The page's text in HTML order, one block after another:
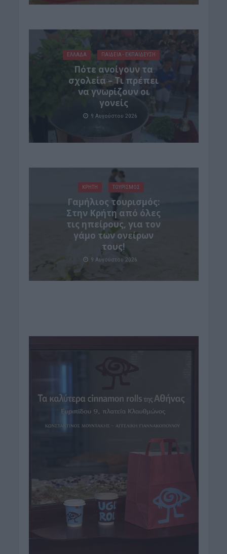
ΕΛΛΑΔΑ ΠΑΙΔΕΙΑ - ΕΚΠΑΙΔΕΥΣΗ
Πότε ανοίγουν τα
σχολεία – Τι πρέπει
να γνωρίζουν οι
γονείς
9 Αυγούστου 2026
ΚΡΗΤΗ ΤΟΥΡΙΣΜΟΣ
Γαμήλιος τουρισμός:
Στην Κρήτη από όλες
τις ηπείρους, για τον
γάμο των ονείρων
τους!
9 Αυγούστου 2026